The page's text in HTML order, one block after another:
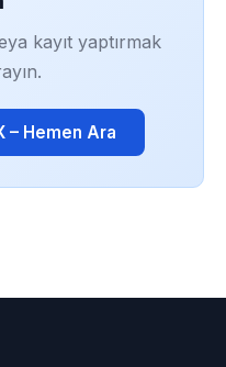
kayıt yaptırmak
– Hemen Ara